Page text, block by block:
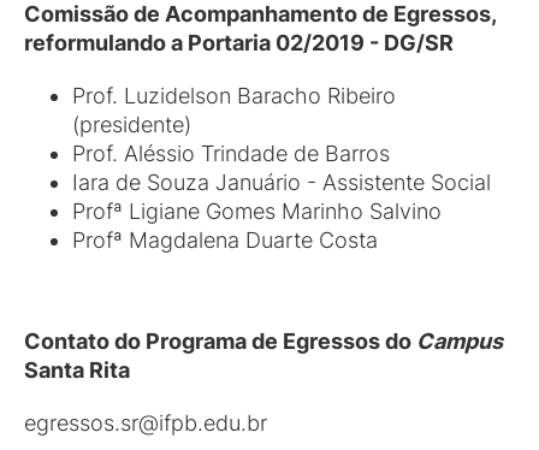
Comissão de Acompanhamento de Egressos,
reformulando a Portaria 02/2019 - DG/SR
Prof. Luzidelson Baracho Ribeiro
(presidente)
Prof. Aléssio Trindade de Barros
Iara de Souza Januário - Assistente Social
Profª Ligiane Gomes Marinho Salvino
Profª Magdalena Duarte Costa
Contato do Programa de Egressos do Campus
Santa Rita
egressos.sr@ifpb.edu.br